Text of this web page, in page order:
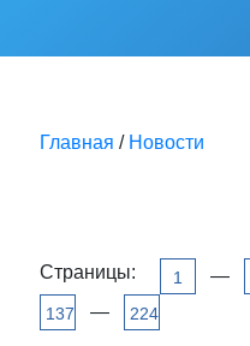
Главная / Новости
Страницы: 1 —
137
— 224